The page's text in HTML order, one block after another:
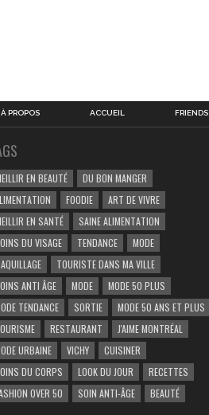
À PROPOS ACCUEIL FRIENDS
EN BEAUTÉ
DU BON MANGER
FOODIE
ART DE VIVRE
EN SANTÉ
SAINE ALIMENTATION
DU VISAGE
TENDANCE
MODE
TOURISTE DANS MA VILLE
ANTI ÂGE
MODE
MODE 50 PLUS
TENDANCE
SORTIE
MODE 50 ANS ET PLUS
RESTAURANT
J'AIME MONTRÉAL
URBAINE
VICHY
CUISINER
DU CORPS
LOOK DU JOUR
RECETTES
OVER 50
SOIN ANTI-ÂGE BEAUTÉ